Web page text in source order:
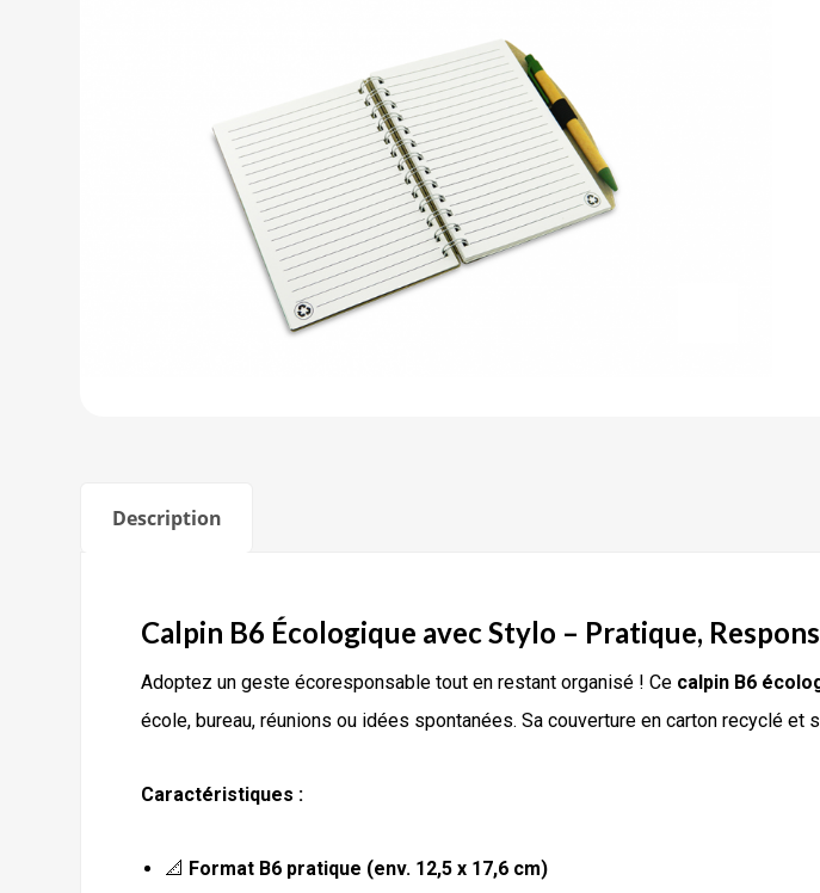
Description
Calpin B6 Écologique avec Stylo – Pratique,
Adoptez un geste écoresponsable tout en restant organisé ! Ce calpin B6
école, bureau, réunions ou idées spontanées. Sa couverture en carton recyclé
Caractéristiques :
📐 Format B6 pratique (env. 12,5 x 17,6 cm)